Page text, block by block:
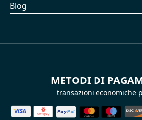
Blog
METODI DI
transazioni economiche